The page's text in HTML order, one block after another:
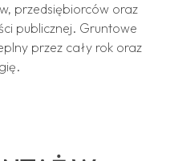
przedsiębiorców oraz
publicznej. Gruntowe
przez cały rok oraz